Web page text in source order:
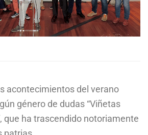
acontecimientos del verano
género de dudas “Viñetas
que ha trascendido notoriamente